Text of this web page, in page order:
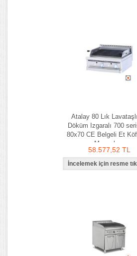
Atalay 80 Lık Lavataşlı
Döküm Izgaralı 700
80x70 CE Belgeli Et
Mangal
58.577,52 TL